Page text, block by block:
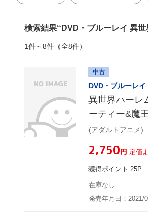
検索結果 DVD・ブルーレイ 異
1件～8件（全8件）
中古
DVD・ブルーレイ
異世界ハーレ
ーティー&魔
(アダルトアニメ)
¥2,750円 定価
獲得ポイント 25P
在庫なし
発売年月日：2021/